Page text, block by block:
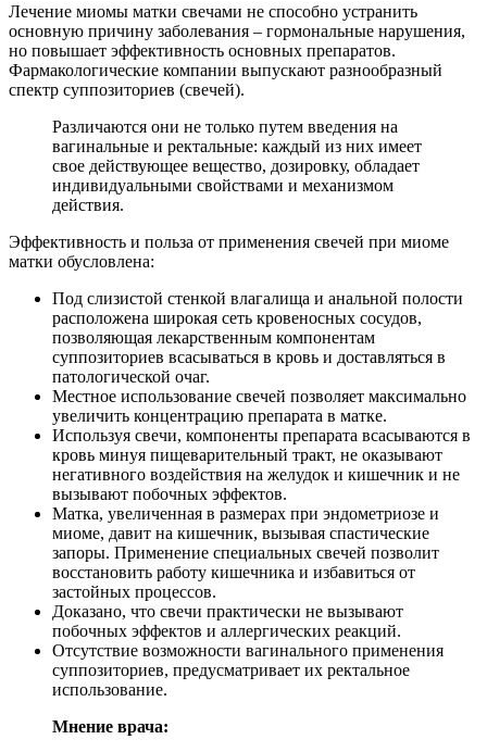
Лечение миомы матки свечами не способно устранить
основную причину заболевания – гормональные нарушения,
но повышает эффективность основных препаратов.
Фармакологические компании выпускают разнообразный
спектр суппозиториев (свечей).
Различаются они не только путем введения на
вагинальные и ректальные: каждый из них имеет
свое действующее вещество, дозировку, обладает
индивидуальными свойствами и механизмом
действия.
Эффективность и польза от применения свечей при миоме
матки обусловлена:
Под слизистой стенкой влагалища и анальной полости
расположена широкая сеть кровеносных сосудов,
позволяющая лекарственным компонентам
суппозиториев всасываться в кровь и доставляться в
патологической очаг.
Местное использование свечей позволяет максимально
увеличить концентрацию препарата в матке.
Используя свечи, компоненты препарата всасываются в
кровь минуя пищеварительный тракт, не оказывают
негативного воздействия на желудок и кишечник и не
вызывают побочных эффектов.
Матка, увеличенная в размерах при эндометриозе и
миоме, давит на кишечник, вызывая спастические
запоры. Применение специальных свечей позволит
восстановить работу кишечника и избавиться от
застойных процессов.
Доказано, что свечи практически не вызывают
побочных эффектов и аллергических реакций.
Отсутствие возможности вагинального применения
суппозиториев, предусматривает их ректальное
использование.
Мнение врача: